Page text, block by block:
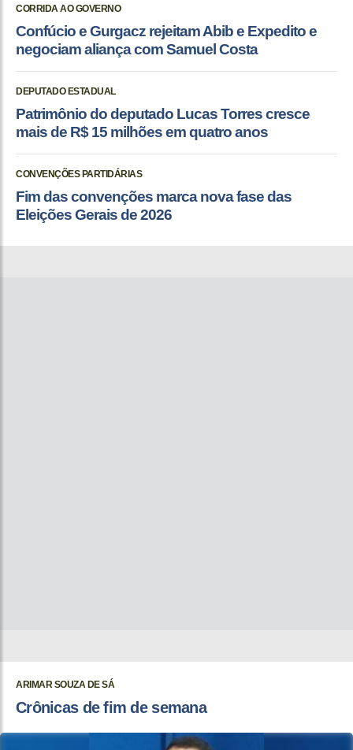
CORRIDA AO GOVERNO
Confúcio e Gurgacz rejeitam Abib e Expedito e
negociam aliança com Samuel Costa
DEPUTADO ESTADUAL
Patrimônio do deputado Lucas Torres cresce
mais de R$ 15 milhões em quatro anos
CONVENÇÕES PARTIDÁRIAS
Fim das convenções marca nova fase das
Eleições Gerais de 2026
ARIMAR SOUZA DE SÁ
Crônicas de fim de semana